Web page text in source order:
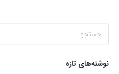
جستجو
برای:
نوشته‌های تازه